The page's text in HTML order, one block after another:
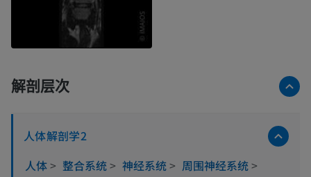
解剖层次
人体解剖学2
人体> 整合系统> 神经系统> 周围神经系统>